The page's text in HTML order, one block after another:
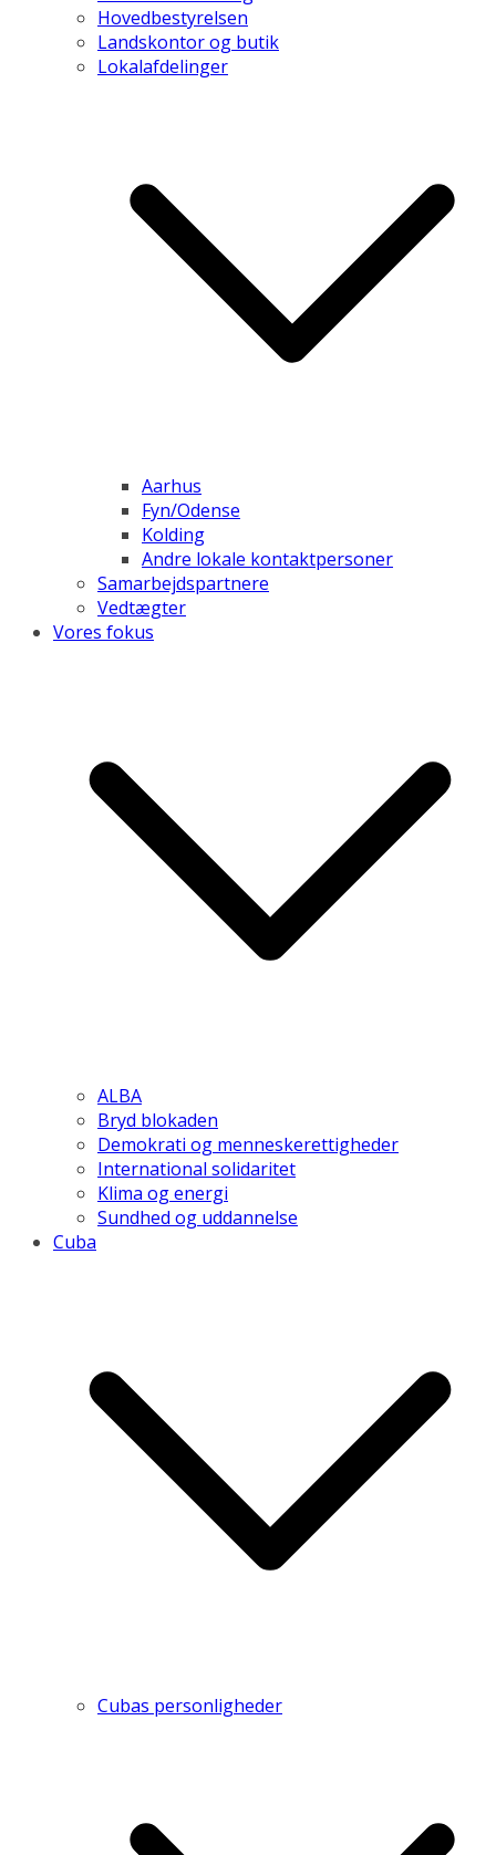
Hovedbestyrelsen
Landskontor og butik
Lokalafdelinger
Aarhus
Fyn/Odense
Kolding
Andre lokale kontaktpersoner
Samarbejdspartnere
Vedtægter
Vores fokus
ALBA
Bryd blokaden
Demokrati og menneskerettigheder
International solidaritet
Klima og energi
Sundhed og uddannelse
Cuba
Cubas personligheder